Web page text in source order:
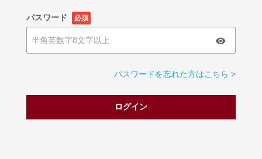
パスワード 必須
パスワードを忘れた方はこちら >
ログイン